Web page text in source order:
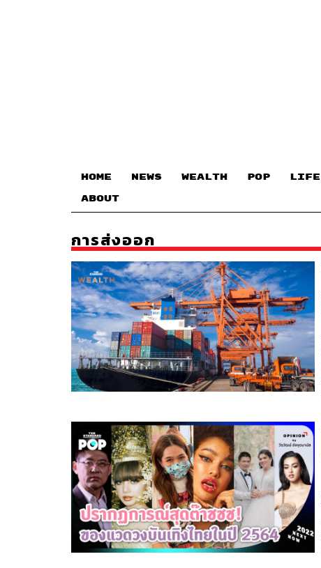
HOME NEWS WEALTH POP LIFE
ABOUT
การส่งออก